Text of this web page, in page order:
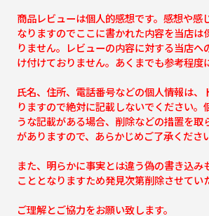
商品レビューは個人的感想です。感想や感
なりますのでここに書かれた内容を当店は
りません。レビューの内容に対する当店へ
け付けておりません。あくまでも参考程度
氏名、住所、電話番号などの個人情報は、
りますので絶対に記載しないでください。
うな記載がある場合、削除などの措置を取
がありますので、あらかじめご了承くださ
また、明らかに事実とは違う偽の書き込み
こととなりますため発見次第削除させてい
ご理解とご協力をお願い致します。